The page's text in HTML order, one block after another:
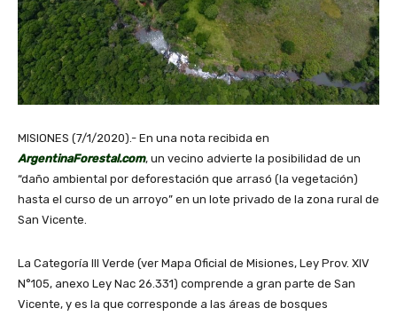
o
MISIONES (7/1/2020).- En una nota recibida en
ArgentinaForestal.com, un vecino advierte la posibilidad de un
“daño ambiental por deforestación que arrasó (la vegetación)
hasta el curso de un arroyo” en un lote privado de la zona rural de
San Vicente.
La Categoría III Verde (ver Mapa Oficial de Misiones, Ley Prov. XIV
N°105, anexo Ley Nac 26.331) comprende a gran parte de San
Vicente, y es la que corresponde a las áreas de bosques